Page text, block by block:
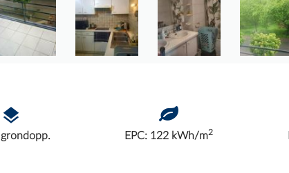
grondopp. EPC: 122 kWh/m2